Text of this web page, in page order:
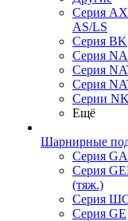
Серия
AS/LS
Серия BK
Серия
Серия
Серия
Серии
Ещё
Шарнирные
Серия
Серия
(тяж.)
Серия
Серия GE